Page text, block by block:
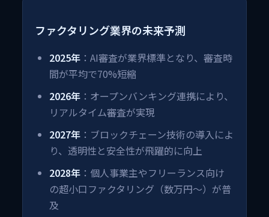
ファクタリング業界の未来予測
2025年 ：AI審査が業界標準となり、審査時
間が平均で70%短縮
2026年 ：オープンバンキング連携により、
リアルタイム審査が実現
2027年 ：ブロックチェーン技術の導入によ
り、透明性と安全性が飛躍的に向上
2028年 ：個人事業主やフリーランス向け
の超小口ファクタリング（数万円〜）が普
及